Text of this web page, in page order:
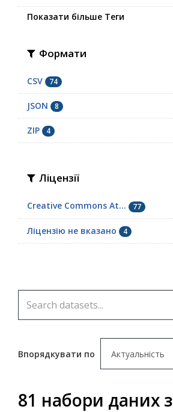
Показати більше Теги
Формати
CSV 74
JSON 8
ZIP 4
Ліцензії
Creative Commons At... 77
Ліцензію не вказано 4
Впорядкувати по
81 набори даних